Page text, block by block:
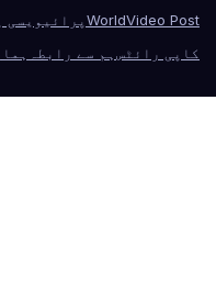
Video Post
Worldپرائیویسی
کاپی رائٹسہم سے رابطہ